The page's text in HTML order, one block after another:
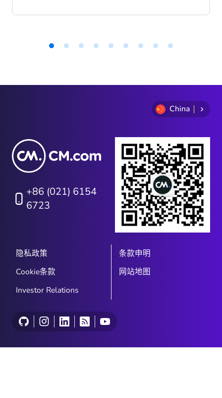
of
China
+86 (021) 6154
6723
隐私政策
条款申明
Cookie条款
网站地图
Investor Relations